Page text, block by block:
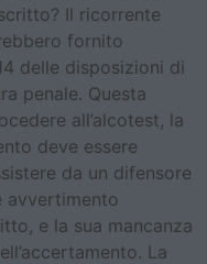
Il ricorrente
fornito
delle disposizioni di
penale. Questa
all’alcotest, la
deve essere
da un difensore
avvertimento
e la sua mancanza
La